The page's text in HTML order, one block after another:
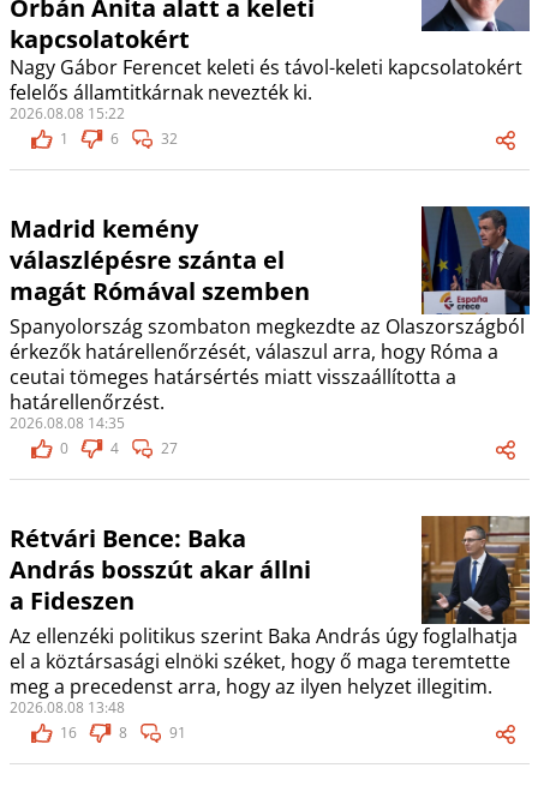
Orbán Anita alatt a keleti
kapcsolatokért
Nagy Gábor Ferencet keleti és távol-keleti kapcsolatokért
felelős államtitkárnak nevezték ki.
2026.08.08 15:22
1
6 32
Madrid kemény
válaszlépésre szánta el
magát Rómával szemben
Spanyolország szombaton megkezdte az Olaszországból
érkezők határellenőrzését, válaszul arra, hogy Róma a
ceutai tömeges határsértés miatt visszaállította a
határellenőrzést.
2026.08.08 14:35
0
4 27
Rétvári Bence: Baka
András bosszút akar állni
a Fideszen
Az ellenzéki politikus szerint Baka András úgy foglalhatja
el a köztársasági elnöki széket, hogy ő maga teremtette
meg a precedenst arra, hogy az ilyen helyzet illegitim.
2026.08.08 13:48
16
8 91